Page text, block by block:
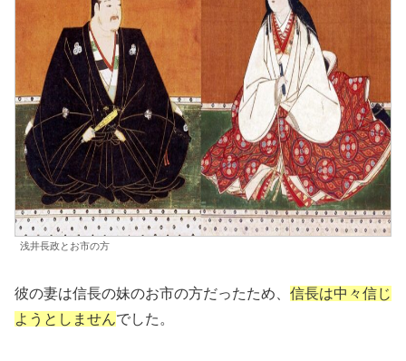
浅井長政とお市の方
彼の妻は信長の妹のお市の方だったため、 信長は中々信じ
ようとしませんでした。